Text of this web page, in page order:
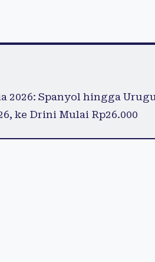
2026: Spanyol hingga
ke Drini Mulai Rp26.000